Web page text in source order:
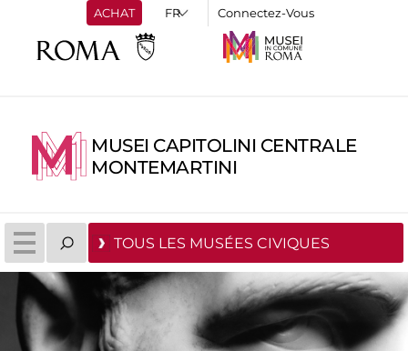
ACHAT Connectez-Vous
MUSEI CAPITOLINI CENTRALE
MONTEMARTINI
TOUS LES MUSÉES CIVIQUES